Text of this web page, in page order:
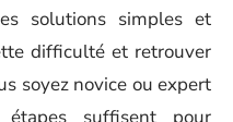
solutions simples et
difficulté et retrouver
soyez novice ou expert